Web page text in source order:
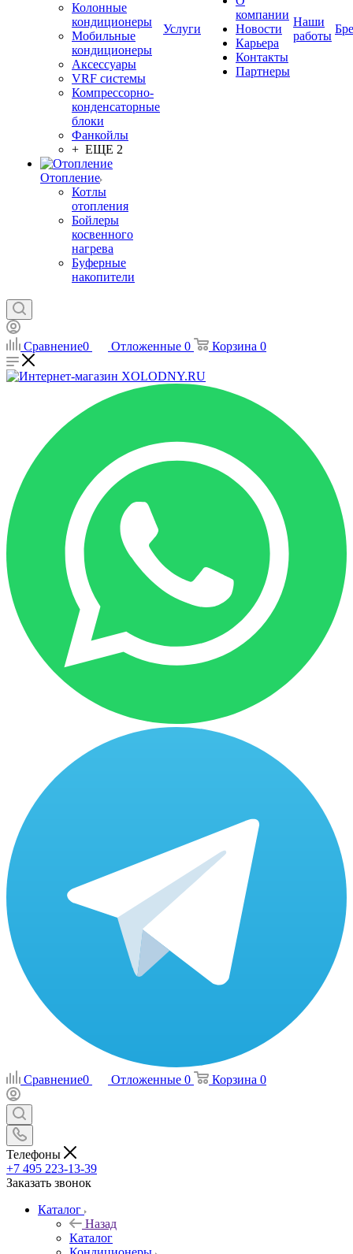
Колонные
кондиционеры
Мобильные
кондиционеры
Аксессуары
VRF системы
Компрессорно-
конденсаторные
блоки
Фанкойлы
+ ЕЩЕ 2
Отопление
Котлы
отопления
Бойлеры
косвенного
нагрева
Буферные
накопители
Услуги
компании
Новости
Карьера
Контакты
Партнеры
Наши
работы
Сравнение0 Отложенные 0 Корзина 0
Сравнение0 Отложенные 0 Корзина 0
Телефоны
+7 495 223-13-39
Заказать звонок
Каталог
Назад
Каталог